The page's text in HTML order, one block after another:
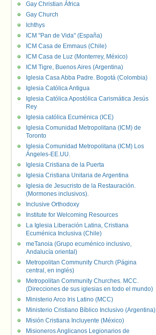
Gay Christian África
Gay Church
Ichthys
ICM "Pan de Vida" (España)
ICM Casa de Emmaus (Chile)
ICM Casa de Luz (Monterrey, México)
ICM Tigre, Buenos Aires (Argentina)
Iglesia Casa Abba Padre. Bogotá (Colombia)
Iglesia Católica Antigua
Iglesia Católica Apostólica Carismática Jesús
Rey
Iglesia católica Ecuménica (ICE)
Iglesia Comunidad Metropolitana (ICM) de
Toronto
Iglesia Comunidad Metropolitana (ICM) Los
Ángeles-EE.UU.
Iglesia Cristiana de la Puerta
Iglesia Cristiana Unitaria de Argentina
Iglesia de Jesucristo de la Restauración.
(Mormones inclusivos).
Inclusive Orthodoxy
Institute for Welcoming Resources
La Iglesia Liberación Latina, Cristiana
Ecuménica Inclusiva (Chile)
meTanoia (Grupo ecuménico inclusivo,
Andalucía oriental)
Metropolitan Community Church (Página
central, en inglés)
Metropolitan Community Churches. MCC.
(Direcciones de sus iglesias en todo el mundo)
Ministerio Arco Iris Latino (MCC)
Ministerio Cristiano Bíblico Inclusivo (Argentina)
Misión Cristiana Incluyente (México)
Misioneros Anglicanos Legionarios de